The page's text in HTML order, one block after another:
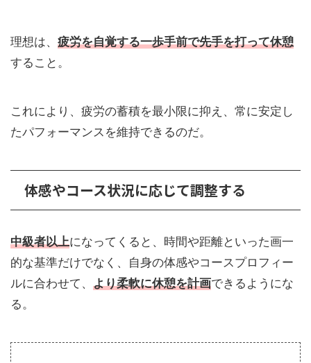
理想は、 疲労を自覚する一歩手前で先手を打って休憩
すること。
これにより、疲労の蓄積を最小限に抑え、常に安定し
たパフォーマンスを維持できるのだ。
体感やコース状況に応じて調整する
中級者以上になってくると、時間や距離といった画一
的な基準だけでなく、自身の体感やコースプロフィー
ルに合わせて、 より柔軟に休憩を計画できるようにな
る。